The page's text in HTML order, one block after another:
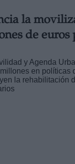
la
de euros
y Agenda
en políticas
la rehabilitación